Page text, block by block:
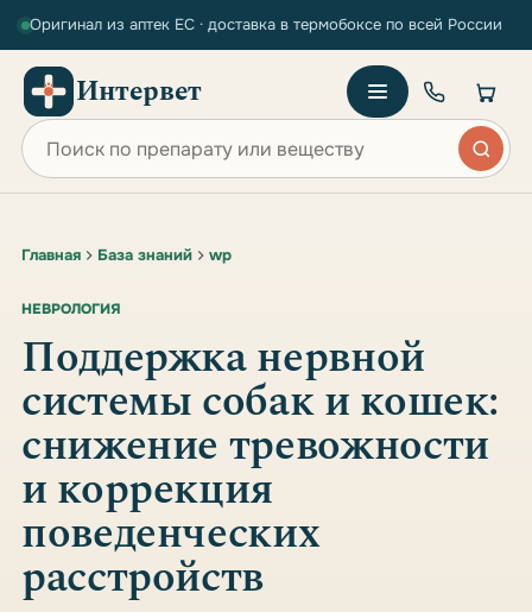
Оригинал из аптек ЕС · доставка в термобоксе по всей России
Интервет
Поиск по сайту
Главная База знаний wp
НЕВРОЛОГИЯ
Поддержка нервной
системы собак и кошек:
снижение тревожности
и коррекция
поведенческих
расстройств